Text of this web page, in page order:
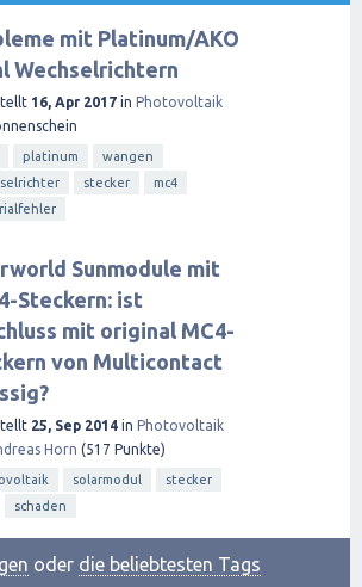
mit Platinum/AKO
Wechselrichtern
16, Apr 2017 in Photovoltaik
platinum
wangen
stecker
mc4
Sunmodule mit
Steckern: ist
mit original MC4-
von Multicontact
25, Sep 2014 in Photovoltaik
Horn (517 Punkte)
solarmodul
stecker
schaden
oder die beliebtesten Tags